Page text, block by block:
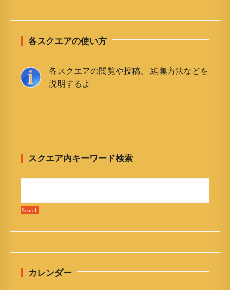
a
各スクエアの使い方
各スクエアの閲覧や投稿、 編集方法などを
説明するよ
スクエア内キーワード検索
カレンダー